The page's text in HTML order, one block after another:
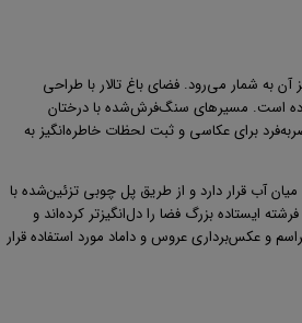
آن به شمار می‌رود. فضای باغ تالار با طراحی
است. مسیرهای سنگ‌فرش‌شده با درختان
برای عکاسی و ثبت لحظات خاطره‌انگیز به
آب قرار دارد و از طریق پل چوبی تزئین‌شده با
ایستاده بزرگ فضا را دل‌انگیزتر کرده‌اند و
و عکس‌برداری عروس و داماد مورد استفاده قرار